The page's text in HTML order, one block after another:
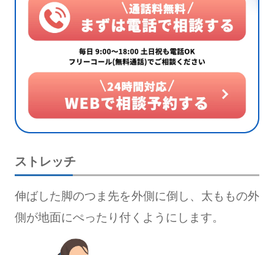
ストレッチ
伸ばした脚のつま先を外側に倒し、太ももの外
側が地面にぺったり付くようにします。